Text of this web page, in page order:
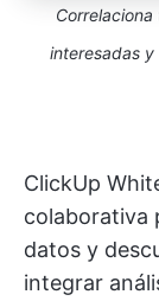
interesadas y
ClickUp
colaborativa
datos y
integrar